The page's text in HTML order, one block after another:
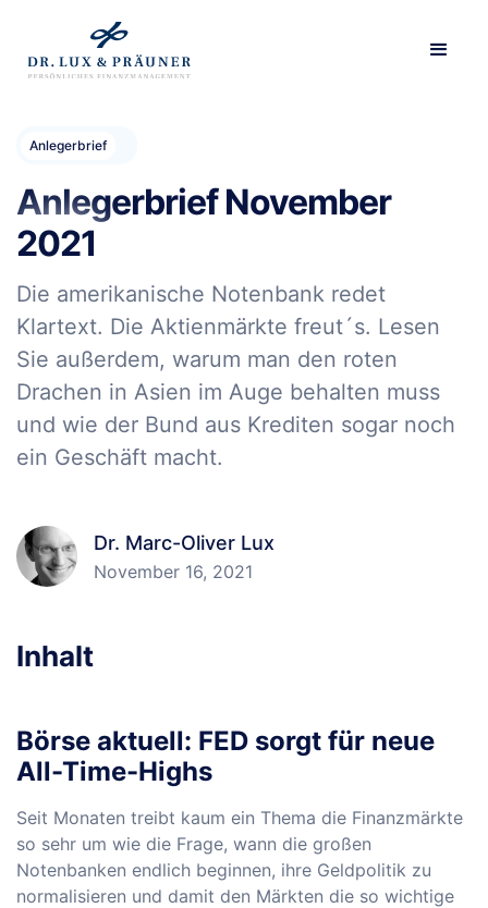
Anlegerbrief
Anlegerbrief November
2021
Die amerikanische Notenbank redet
Klartext. Die Aktienmärkte freut´s. Lesen
Sie außerdem, warum man den roten
Drachen in Asien im Auge behalten muss
und wie der Bund aus Krediten sogar noch
ein Geschäft macht.
Dr. Marc-Oliver Lux
November 16, 2021
Inhalt
Börse aktuell: FED sorgt für neue
All-Time-Highs
Seit Monaten treibt kaum ein Thema die Finanzmärkte
so sehr um wie die Frage, wann die großen
Notenbanken endlich beginnen, ihre Geldpolitik zu
normalisieren und damit den Märkten die so wichtige